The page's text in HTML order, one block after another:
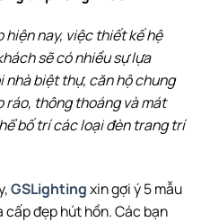
hiện nay, việc thiết kế hệ
sẽ có nhiều sự lựa
nhà biệt thự, căn hộ chung
thông thoáng và mát
bố trí các loại đèn trang trí
GSLightingxin gợi ý 5 mẫu
cấp đẹp hút hồn. Các bạn